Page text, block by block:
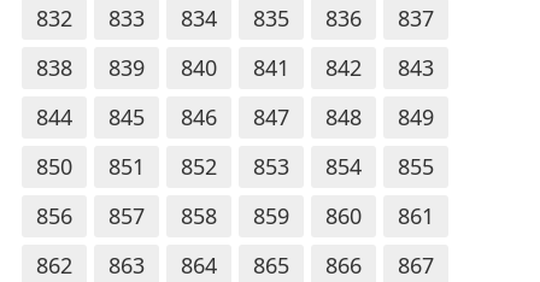
832
833 834 835 836
837
838
839 840 841 842
843
844
845 846 847 848
849
850
851 852 853 854
855
856
857 858 859 860
861
862
863 864 865 866
867